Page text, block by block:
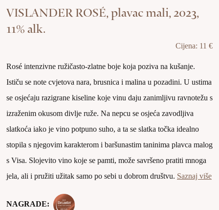
VISLANDER ROSÉ, plavac mali, 2023,
11% alk.
Cijena: 11 €
Rosé intenzivne ružičasto-zlatne boje koja poziva na kušanje.
Ističu se note cvjetova nara, brusnica i malina u pozadini. U ustima
se osjećaju razigrane kiseline koje vinu daju zanimljivu ravnotežu s
izraženim okusom divlje ruže. Na nepcu se osjeća zavodljiva
slatkoća iako je vino potpuno suho, a ta se slatka točka idealno
stopila s njegovim karakterom i baršunastim taninima plavca malog
s Visa. Slojevito vino koje se pamti, može savršeno pratiti mnoga
jela, ali i pružiti užitak samo po sebi u dobrom društvu. Saznaj više
NAGRADE: